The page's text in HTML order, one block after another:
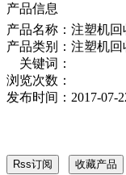
产品信息
产品名称： 注塑机回
产品类别： 注塑机回
关键词：
浏览次数：
发布时间： 2017-07-